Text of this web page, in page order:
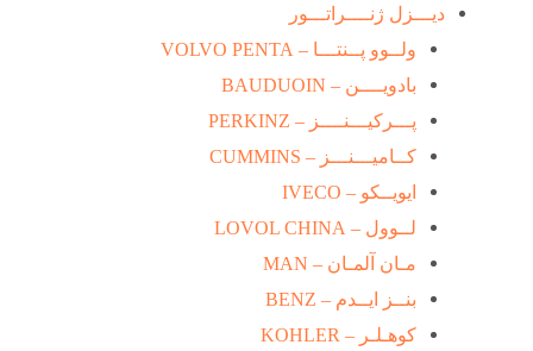
دیـــزل ژنــــراتـــور
ولــوو پــنتـــا – VOLVO PENTA
بادویــــن – BAUDUOIN
پـــرکیـــنــــز – PERKINZ
کــامیـــنـــز – CUMMINS
ایویــکو – IVECO
لــوول – LOVOL CHINA
مـان آلمـان – MAN
بنــز ایــدم – BENZ
کوهـلـر – KOHLER